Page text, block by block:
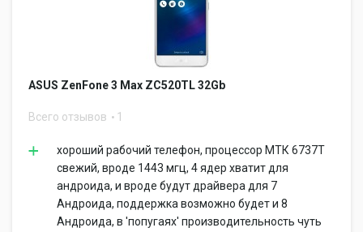
ASUS ZenFone 3 Max ‏ZC520TL 32Gb
Всего отзывов 1
хороший рабочий телефон, процессор МТК 6737Т
свежий, вроде 1443 мгц, 4 ядер хватит для
андроида, и вроде будут драйвера для 7
Андроида, поддержка возможно будет и 8
Андроида, в 'попугаях' производительность чуть